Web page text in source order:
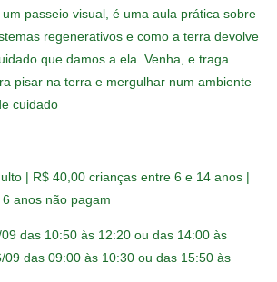
passeio visual, é uma aula prática sobre
regenerativos e como a terra devolve
que damos a ela. Venha, e traga
pisar na terra e mergulhar num ambiente
cuidado
| R$ 40,00 crianças entre 6 e 14 anos |
anos não pagam
das 10:50 às 12:20 ou das 14:00 às
09 das 09:00 às 10:30 ou das 15:50 às